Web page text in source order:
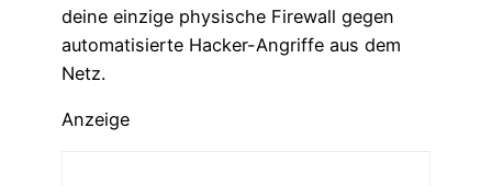
deine einzige physische Firewall gegen
automatisierte Hacker-Angriffe aus dem
Netz.
Anzeige